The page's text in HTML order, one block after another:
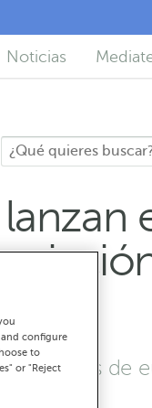
Noticias
millones de
configure
to
or "Reject